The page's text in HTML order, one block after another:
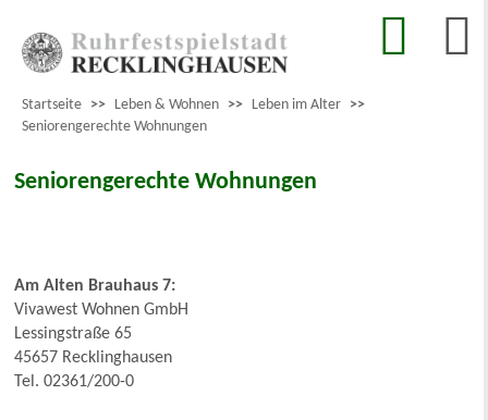
Startseite >> Leben & Wohnen >> Leben im Alter >>
Seniorengerechte Wohnungen
Seniorengerechte Wohnungen
Am Alten Brauhaus 7:
Vivawest Wohnen GmbH
Lessingstraße 65
45657 Recklinghausen
Tel. 02361/200-0